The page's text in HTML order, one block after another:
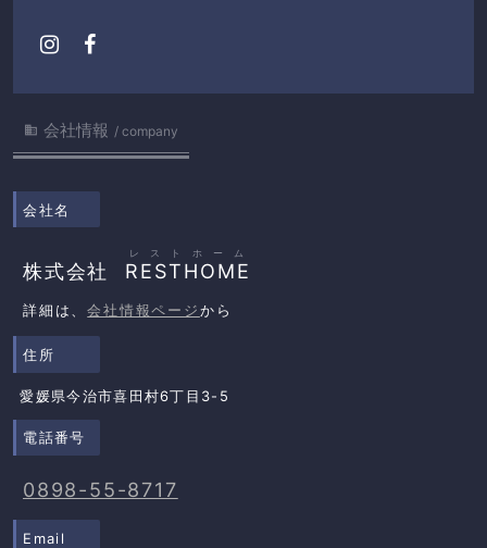
 会社情報 company
会社名
株式会社 RESTHOME
レストホーム
詳細は、会社情報ページから
住所
愛媛県今治市喜田村6丁目3-5
電話番号
0898-55-8717
Email